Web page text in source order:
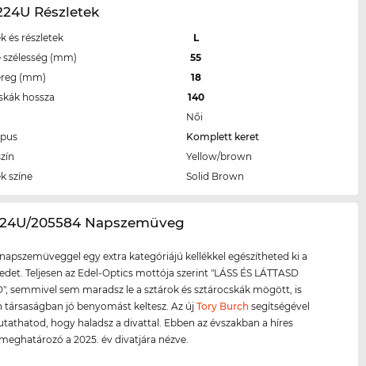
Részletek
és részletek
L
szélesség (mm)
55
(mm)
18
hossza
140
Női
Komplett keret
Yellow/brown
színe
Solid Brown
205584 Napszemüveg
napszemüveggel egy extra kategóriájú kellékkel egészítheted ki a
Teljesen az Edel-Optics mottója szerint "LÁSS ÉS LÁTTASD
semmivel sem maradsz le a sztárok és sztárocskák mögött, is
társaságban jó benyomást keltesz. Az újTory Burch segítségével
hogy haladsz a divattal. Ebben az évszakban a híres
a 2025. év divatjára nézve.